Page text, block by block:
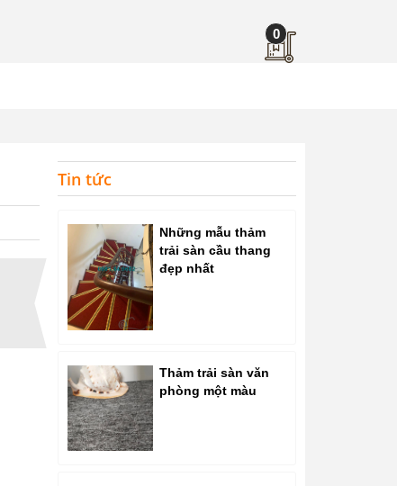
0
Tin tức
Những mẫu thảm
trải sàn cầu thang
đẹp nhất
Thảm trải sàn văn
phòng một màu